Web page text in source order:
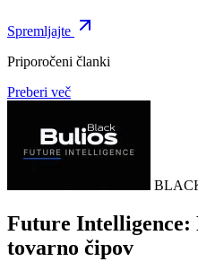
Spremljajte
Priporočeni članki
Preberi več
Future Intelligence:
tovarno čipov